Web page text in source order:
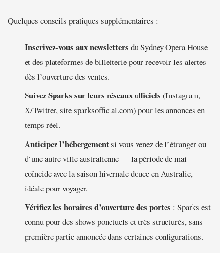
Quelques conseils pratiques supplémentaires :
Inscrivez-vous aux newsletters du Sydney Opera House
et des plateformes de billetterie pour recevoir les alertes
dès l’ouverture des ventes.
Suivez Sparks sur leurs réseaux officiels (Instagram,
X/Twitter, site sparksofficial.com) pour les annonces en
temps réel.
Anticipez l’hébergementsi vous venez de l’étranger ou
d’une autre ville australienne — la période de mai
coïncide avec la saison hivernale douce en Australie,
idéale pour voyager.
Vérifiez les horaires d’ouverture des portes : Sparks est
connu pour des shows ponctuels et très structurés, sans
première partie annoncée dans certaines configurations.